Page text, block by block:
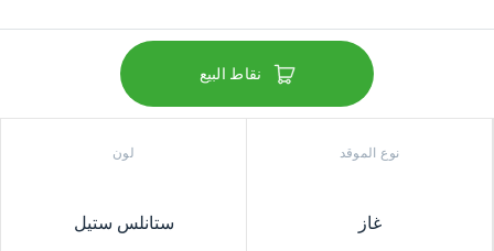
نقاط البيع
نوع الموقد
غاز
لون
ستانلس ستيل